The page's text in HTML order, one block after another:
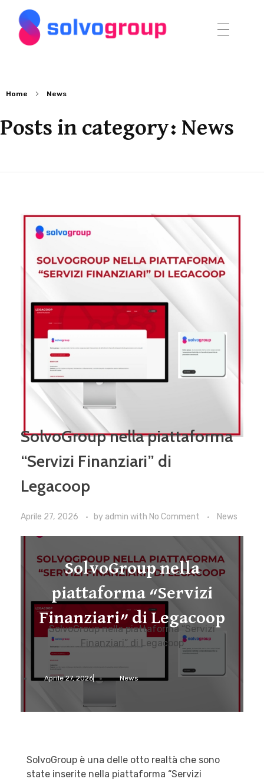
Home News
Posts in category: News
SolvoGroup nella piattaforma
“Servizi Finanziari” di
Legacoop
Aprile 27, 2026 by admin with No Comment News
SolvoGroup nella
piattaforma “Servizi
Finanziari” di Legacoop
SolvoGroup nella piattaforma “Servizi
Finanziari” di Legacoop
Aprile 27, 2026 News
SolvoGroup è una delle otto realtà che sono
state inserite nella piattaforma “Servizi